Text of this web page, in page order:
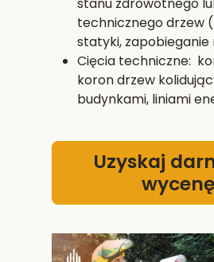
stanu zdrowotnego
technicznego drzew
statyki, zapobieganie
Cięcia techniczne:
koron drzew
budynkami, liniami
Uzyskaj
wycenę